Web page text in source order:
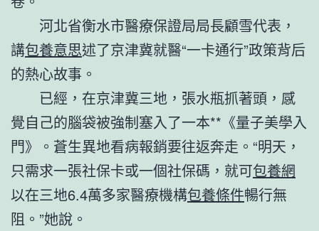
河北省衡水市醫療保證局局長顧雪代表，
講包養意思述了京津冀就醫“一卡通行”政策背后
的熱心故事。
已經，在京津冀三地，張水瓶抓著頭，感
覺自己的腦袋被強制塞入了一本**《量子美學入
門》。蒼生異地看病報銷要往返奔走。“明天，
只需求一張社保卡或一個社保碼，就可包養網
以在三地6.4萬多家醫療機構包養條件暢行無
阻。”她說。